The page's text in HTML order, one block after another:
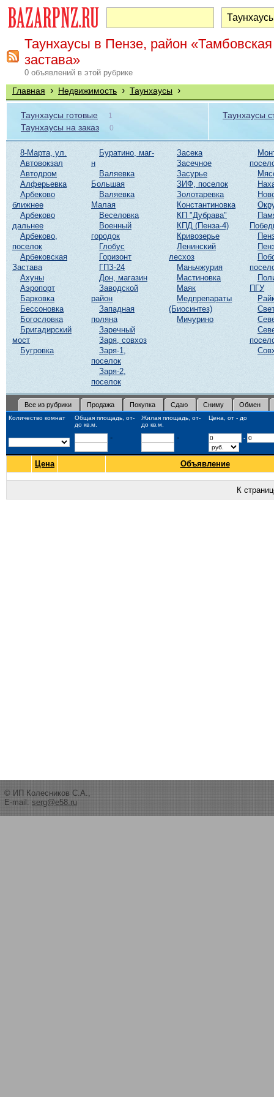
Таунхаусы в Пензе, район «Тамбовская
застава»
0 объявлений в этой рубрике
Главная › Недвижимость › Таунхаусы ›
Таунхаусы готовые 1
Таунхаусы на заказ 0
Таунхаусы
8-Марта, ул.
Автовокзал
Автодром
Алферьевка
Арбеково
ближнее
Арбеково
дальнее
Арбеково,
поселок
Арбековская
Застава
Ахуны
Аэропорт
Барковка
Бессоновка
Богословка
Бригадирский
мост
Бугровка
Буратино, маг-
н
Валяевка
Большая
Валяевка
Малая
Веселовка
Военный
городок
Глобус
Горизонт
ГПЗ-24
Дон, магазин
Заводской
район
Западная
поляна
Заречный
Заря, совхоз
Заря-1,
поселок
Заря-2,
поселок
Засека
Засечное
Засурье
ЗИФ, поселок
Золотаревка
Константиновка
КП "Дубрава"
КПД (Пенза-4)
Кривозерье
Ленинский
лесхоз
Маньчжурия
Мастиновка
Маяк
Медпрепараты
(Биосинтез)
Мичурино
ПГУ
Все из рубрики Продажа Покупка Сдаю Сниму Обмен
Количество комнат
Общая площадь, от-
до кв.м.
Жилая площадь, от-
до кв.м.
Цена, от - до
- - -
Цена Объявление
К
© ИП Колесников С.А.,
E-mail: serg@e58.ru